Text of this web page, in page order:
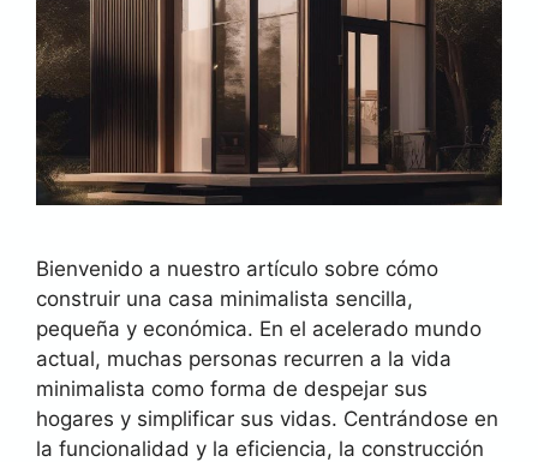
Bienvenido a nuestro artículo sobre cómo
construir una casa minimalista sencilla,
pequeña y económica. En el acelerado mundo
actual, muchas personas recurren a la vida
minimalista como forma de despejar sus
hogares y simplificar sus vidas. Centrándose en
la funcionalidad y la eficiencia, la construcción